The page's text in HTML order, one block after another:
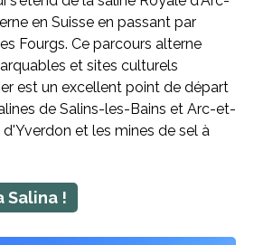
en Suisse en passant par
Fourgs. Ce parcours alterne
et sites culturels
est un excellent point de départ
de Salins-les-Bains et Arc-et-
et les mines de sel à
Salina !